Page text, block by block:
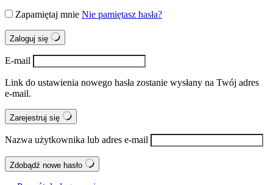
Zapamiętaj mnie Nie pamiętasz hasła?
Zaloguj się
E-mail
Link do ustawienia nowego hasła zostanie wysłany na Twój adres
e-mail.
Zarejestruj się
Nazwa użytkownika lub adres e-mail
Zdobądź nowe hasło